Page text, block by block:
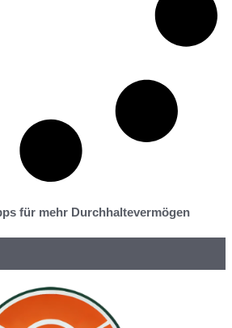
für mehr Durchhaltevermögen